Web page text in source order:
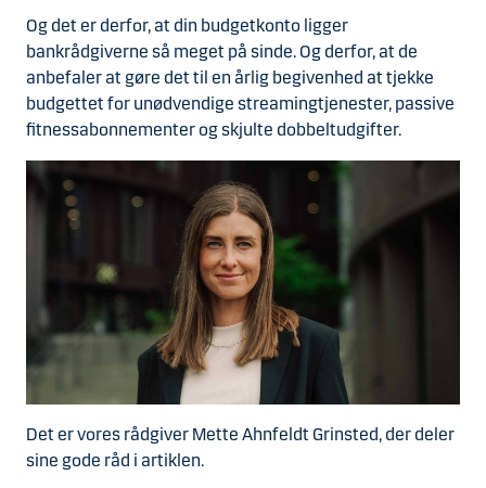
Og det er derfor, at din budgetkonto ligger
bankrådgiverne så meget på sinde. Og derfor, at de
anbefaler at gøre det til en årlig begivenhed at tjekke
budgettet for unødvendige streamingtjenester, passive
fitnessabonnementer og skjulte dobbeltudgifter.
Det er vores rådgiver Mette Ahnfeldt Grinsted, der deler
sine gode råd i artiklen.